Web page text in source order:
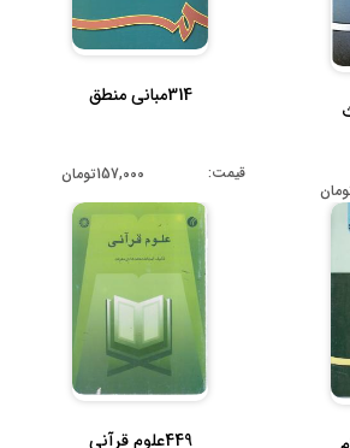
314مبانی منطق
قیمت: 157,000تومان
449علوم قرآنی